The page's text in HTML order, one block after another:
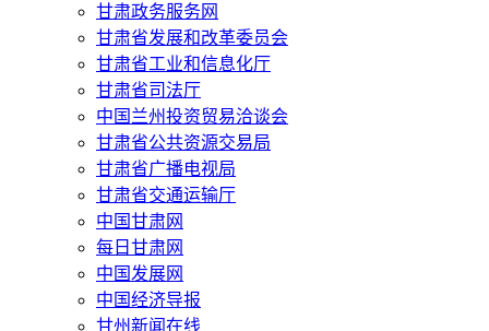
甘肃政务服务网
甘肃省发展和改革委员会
甘肃省工业和信息化厅
甘肃省司法厅
中国兰州投资贸易洽谈会
甘肃省公共资源交易局
甘肃省广播电视局
甘肃省交通运输厅
中国甘肃网
每日甘肃网
中国发展网
中国经济导报
甘州新闻在线